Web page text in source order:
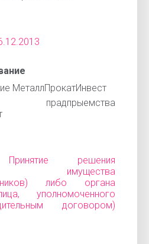
МеталлПрокатИнвест
Принятие решения
имущества
либо органа
уполномоченного
договором)